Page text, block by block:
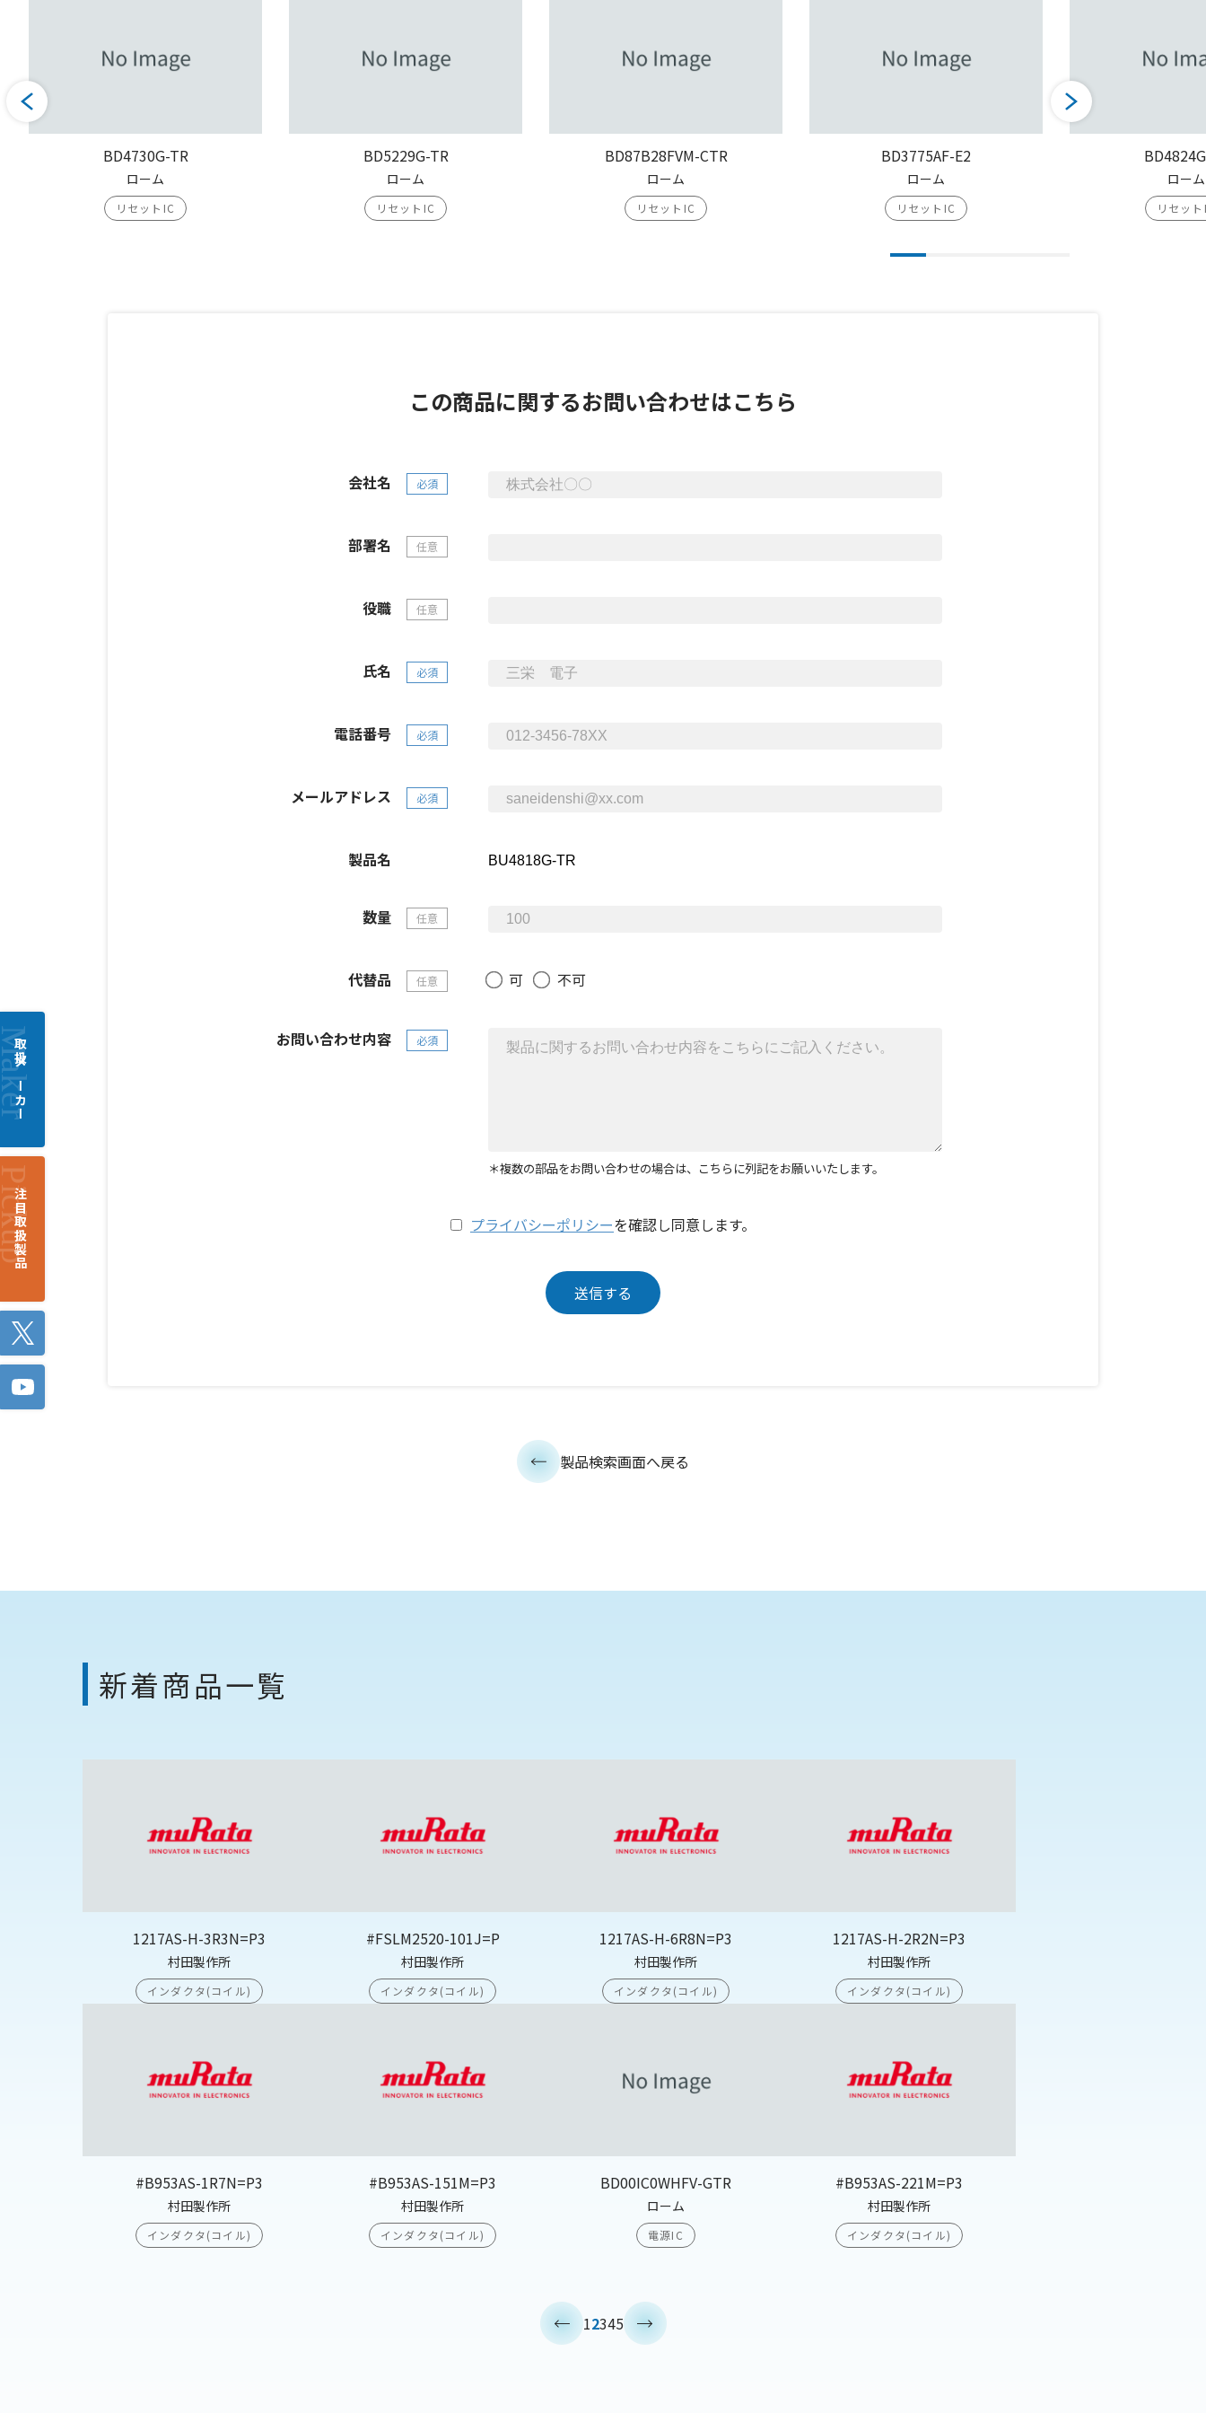
BD4730G-TR
ローム
リセットIC
BD5229G-TR
ローム
リセットIC
BD87B28FVM-CTR
ローム
リセットIC
BD3775AF-E2
ローム
リセットIC
ローム
リセッ
この商品に関するお問い合わせはこちら
会社名 必須
部署名 任意
役職 任意
氏名 必須
電話番号 必須
メールアドレス 必須
製品名
数量 任意
代替品 任意 可 不可
お問い合わせ内容 必須
＊複数の部品をお問い合わせの場合は、こちらに列記をお願いいたします。
プライバシーポリシーを確認し同意します。
製品検索画面へ戻る
新着商品一覧
1217AS-H-3R3N=P3
村田製作所
インダクタ(コイル)
#FSLM2520-101J=P
村田製作所
インダクタ(コイル)
1217AS-H-6R8N=P3
村田製作所
インダクタ(コイル)
1217AS-H-2R2N=P3
村田製作所
インダクタ(コイル)
#B953AS-1R7N=P3
村田製作所
インダクタ(コイル)
#B953AS-151M=P3
村田製作所
インダクタ(コイル)
BD00IC0WHFV-GTR
ローム
電源IC
#B953AS-221M=P3
村田製作所
インダクタ(コイル)
12345
取扱メーカー
注目取扱製品